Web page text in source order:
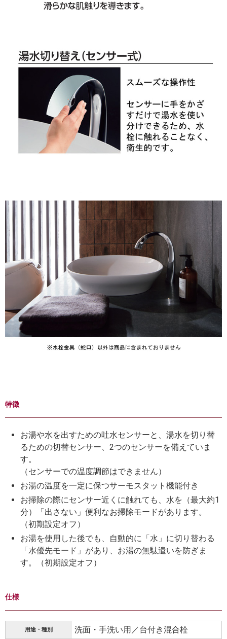
特徴
お湯や水を出すための吐水センサーと、湯水を切り替
るための切替センサー、2つのセンサーを備えていま
す。
（センサーでの温度調節はできません）
お湯の温度を一定に保つサーモスタット機能付き
お掃除の際にセンサー近くに触れても、水を（最大約1
分）「出さない」便利なお掃除モードがあります。
（初期設定オフ）
お湯を使用した後でも、自動的に「水」に切り替わる
「水優先モード」があり、お湯の無駄遣いを防ぎま
す。（初期設定オフ）
仕様
用途・種別 洗面・手洗い用／台付き混合栓